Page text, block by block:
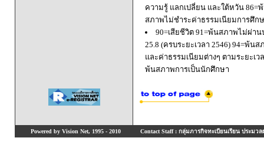
ความรู้ แลกเปลี่ยน และใต้หวัน
สภาพไม่ชำระค่าธรรมเนียมการศึก
90=เสียชีวิต 91=พ้นสภาพไม่ผ่า
25.8 (ครบระยะเวลา 2546) 94=พ้
และค่าธรรมเนียมต่างๆ ตามระยะเ
พ้นสภาพการเป็นนักศึกษา
Powered by Vision Net, 1995 - 2010 Contact Staff : กลุ่มภารกิจทะเบียนเรียน ประมวล